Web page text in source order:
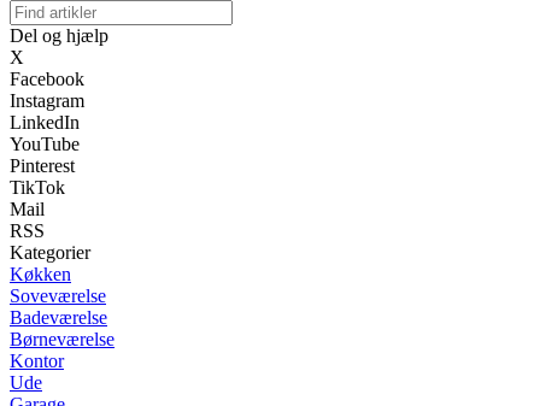
Del og hjælp
X
Facebook
Instagram
LinkedIn
YouTube
Pinterest
TikTok
Mail
RSS
Kategorier
Køkken
Soveværelse
Badeværelse
Børneværelse
Kontor
Ude